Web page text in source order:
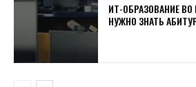
ИТ-ОБРАЗОВАНИЕ
НУЖНО ЗНАТЬ